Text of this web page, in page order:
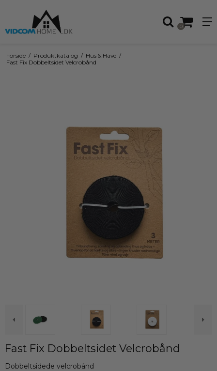
0
Forside / Produktkatalog / Hus & Have /
Fast Fix Dobbeltsidet Velcrobånd
Fast Fix Dobbeltsidet Velcrobånd
Dobbeltsidede velcrobånd